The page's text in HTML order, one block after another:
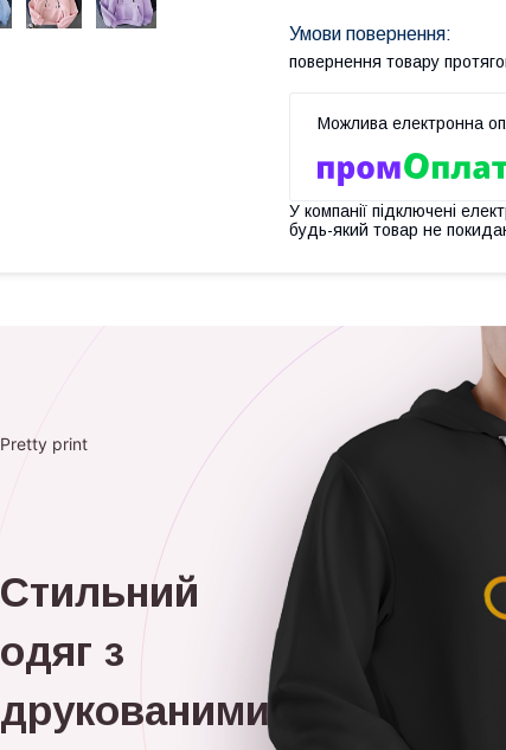
повернення товару
У компанії підключені
будь-який товар не
Pretty print
Стильний
одяг з
друкованими